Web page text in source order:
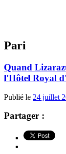
Pari
Quand
l'Hôtel Royal
Publié le 24 juillet
Partager :